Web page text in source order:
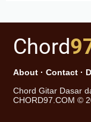
Chord
About · Contact ·
Chord Gitar Dasar
CHORD97.COM ©